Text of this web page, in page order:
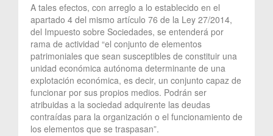
A tales efectos, con arreglo a lo establecido en el
apartado 4 del mismo artículo 76 de la Ley 27/2014,
del Impuesto sobre Sociedades, se entenderá por
rama de actividad “el conjunto de elementos
patrimoniales que sean susceptibles de constituir una
unidad económica autónoma determinante de una
explotación económica, es decir, un conjunto capaz de
funcionar por sus propios medios. Podrán ser
atribuidas a la sociedad adquirente las deudas
contraídas para la organización o el funcionamiento de
los elementos que se traspasan”.